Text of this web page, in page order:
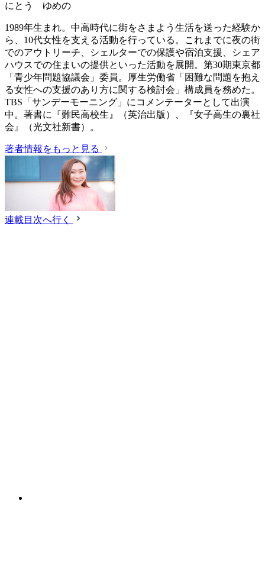
にとう ゆめの
1989年生まれ。中高時代に街をさまよう生活を送った経験か
ら、10代女性を支える活動を行っている。これまでに夜の街
でのアウトリーチ、シェルターでの保護や宿泊支援、シェア
ハウスでの住まいの提供といった活動を展開。第30期東京都
「青少年問題協議会」委員。厚生労働省「困難な問題を抱え
る女性への支援のあり方に関する検討会」構成員を務めた。
TBS「サンデーモーニング」にコメンテーターとして出演
中。著書に『難民高校生』（英治出版）、『女子高生の裏社
会』（光文社新書）。
著者情報をもっと見る
連載目次へ行く